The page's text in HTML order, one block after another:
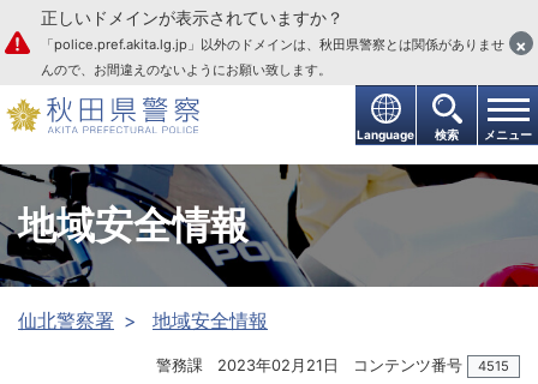
本文へ
Language 検索 メニュー
正しいドメインが表示されていますか？
「police.pref.akita.lg.jp」以外のドメインは、秋田県警察とは関係がありませ
んので、お間違えのないようにお願い致します。
×
地域安全情報
仙北警察署 地域安全情報
警務課 2023年02月21日 コンテンツ番号 4515